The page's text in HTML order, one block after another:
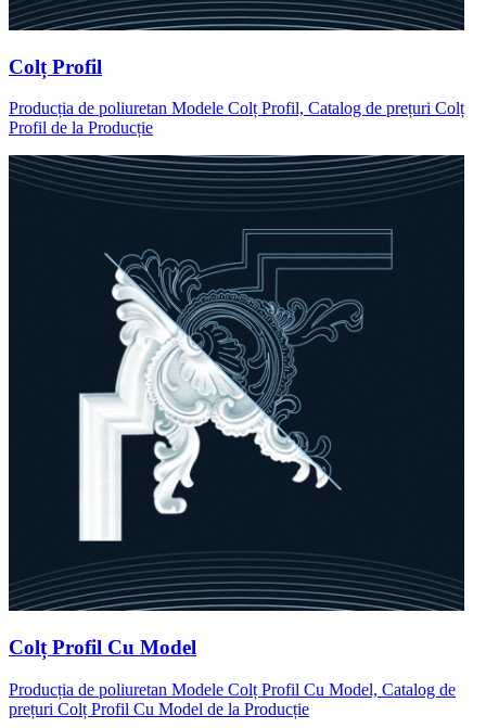
Colț Profil
Producția de poliuretan Modele Colț Profil, Catalog de prețuri Colț
Profil de la Producție
Colț Profil Cu Model
Producția de poliuretan Modele Colț Profil Cu Model, Catalog de
prețuri Colț Profil Cu Model de la Producție